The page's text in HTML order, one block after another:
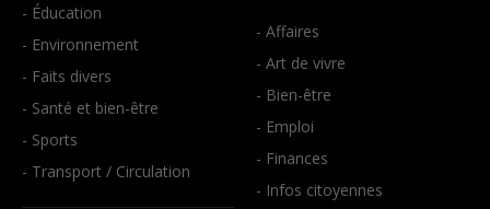
- Éducation
- Environnement
- Faits divers
- Santé et bien-être
- Sports
- Transport / Circulation
- Affaires
- Art de vivre
- Bien-être
- Emploi
- Finances
- Infos citoyennes